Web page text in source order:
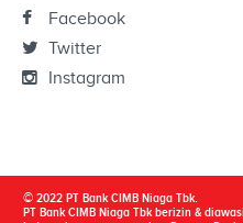
Facebook
Twitter
Instagram
© 2022 PT Bank CIMB Niaga Tbk.
PT Bank CIMB Niaga Tbk berizin &